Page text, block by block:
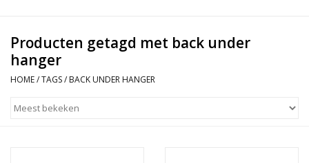
Gecertificeerd
Niet gecertificeerd
Producten getagd met back under
hanger
HOME/TAGS/ BACK UNDER HANGER